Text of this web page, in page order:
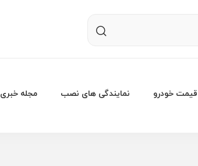
قیمت خودرو نمایندگی های نصب مجله خبری